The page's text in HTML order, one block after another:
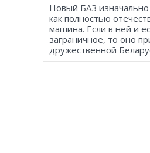
Новый БАЗ изначально
как полностью
машина. Если в ней и
заграничное, то оно
дружественной